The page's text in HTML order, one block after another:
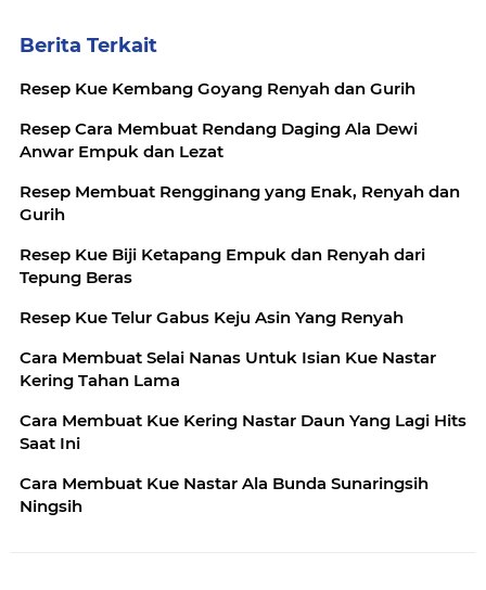
Berita Terkait
Resep Kue Kembang Goyang Renyah dan Gurih
Resep Cara Membuat Rendang Daging Ala Dewi
Anwar Empuk dan Lezat
Resep Membuat Rengginang yang Enak, Renyah dan
Gurih
Resep Kue Biji Ketapang Empuk dan Renyah dari
Tepung Beras
Resep Kue Telur Gabus Keju Asin Yang Renyah
Cara Membuat Selai Nanas Untuk Isian Kue Nastar
Kering Tahan Lama
Cara Membuat Kue Kering Nastar Daun Yang Lagi Hits
Saat Ini
Cara Membuat Kue Nastar Ala Bunda Sunaringsih
Ningsih